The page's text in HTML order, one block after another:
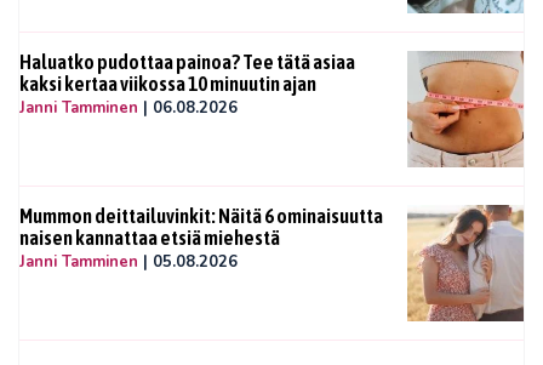
Haluatko pudottaa painoa? Tee tätä asiaa
kaksi kertaa viikossa 10 minuutin ajan
Janni Tamminen | 06.08.2026
Mummon deittailuvinkit: Näitä 6 ominaisuutta
naisen kannattaa etsiä miehestä
Janni Tamminen | 05.08.2026